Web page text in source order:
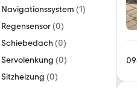
Navigationssystem (1)
Regensensor(0)
Schiebedach (0)
Servolenkung (0)
Sitzheizung (0)